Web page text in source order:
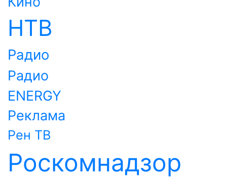
НТВ
Радио
Радио
ENERGY
Реклама
Рен ТВ
Роскомнадзор